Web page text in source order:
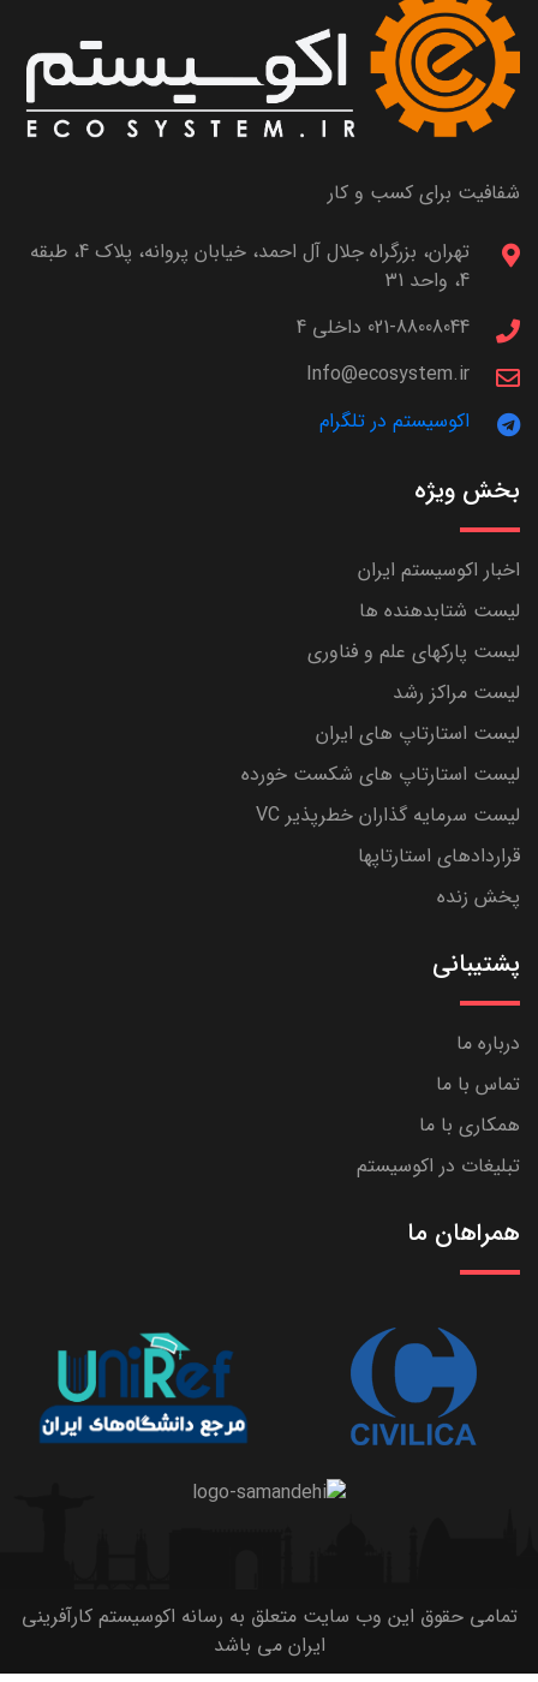
شفافیت برای کسب و کار
تهران، بزرگراه جلال آل احمد، خیابان پروانه، پلاک 4، طبقه
4، واحد 31
021-88008044 داخلی 4
Info@ecosystem.ir
اکوسیستم در تلگرام
بخش ویژه
اخبار اکوسیستم ایران
لیست شتابدهنده ها
لیست پارکهای علم و فناوری
لیست مراکز رشد
لیست استارتاپ های ایران
لیست استارتاپ های شکست خورده
لیست سرمایه گذاران خطرپذیر VC
قراردادهای استارتاپها
پخش زنده
پشتیبانی
درباره ما
تماس با ما
همکاری با ما
تبلیغات در اکوسیستم
همراهان ما
تمامی حقوق این وب سایت متعلق به رسانه اکوسیستم کارآفرینی
ایران می باشد